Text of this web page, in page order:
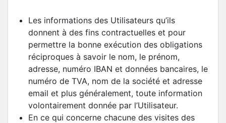
Les informations des Utilisateurs qu’ils
donnent à des fins contractuelles et pour
permettre la bonne exécution des obligations
réciproques à savoir le nom, le prénom,
adresse, numéro IBAN et données bancaires, le
numéro de TVA, nom de la société et adresse
email et plus généralement, toute information
volontairement donnée par l’Utilisateur.
En ce qui concerne chacune des visites des